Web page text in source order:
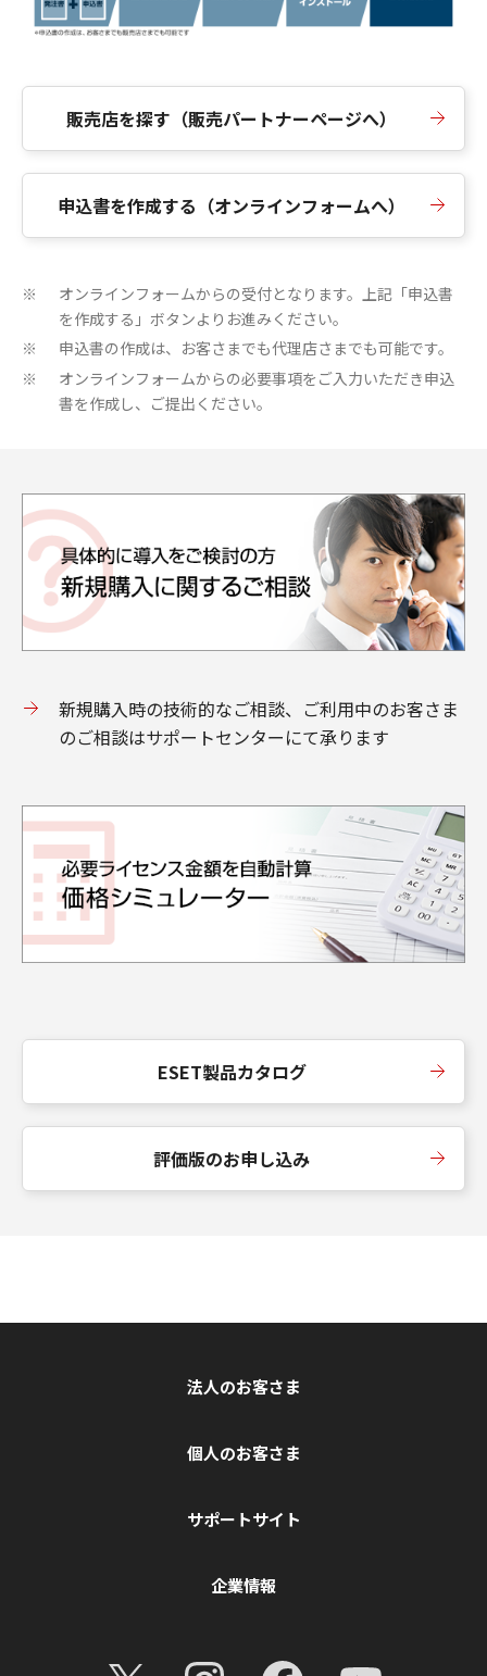
販売店を探す（販売パートナーページへ）
申込書を作成する（オンラインフォームへ）
※
オンラインフォームからの受付となります。上記「申込書
を作成する」ボタンよりお進みください。
※ 申込書の作成は、お客さまでも代理店さまでも可能です。
※
オンラインフォームからの必要事項をご入力いただき申込
書を作成し、ご提出ください。
新規購入時の技術的なご相談、ご利用中のお客さま
のご相談はサポートセンターにて承ります
ESET製品カタログ
評価版のお申し込み
法人のお客さま
個人のお客さま
サポートサイト
企業情報